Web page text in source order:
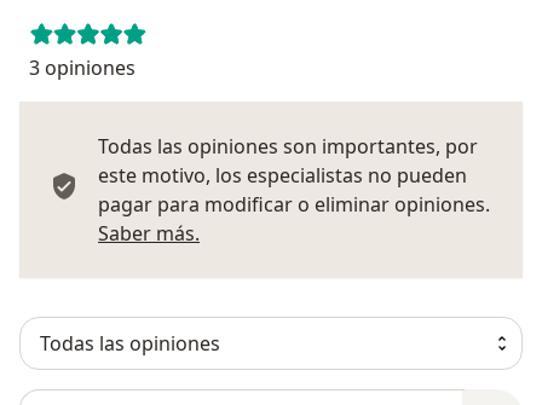
3 opiniones
Todas las opiniones son importantes, por
este motivo, los especialistas no pueden
pagar para modificar o eliminar opiniones.
Saber más.